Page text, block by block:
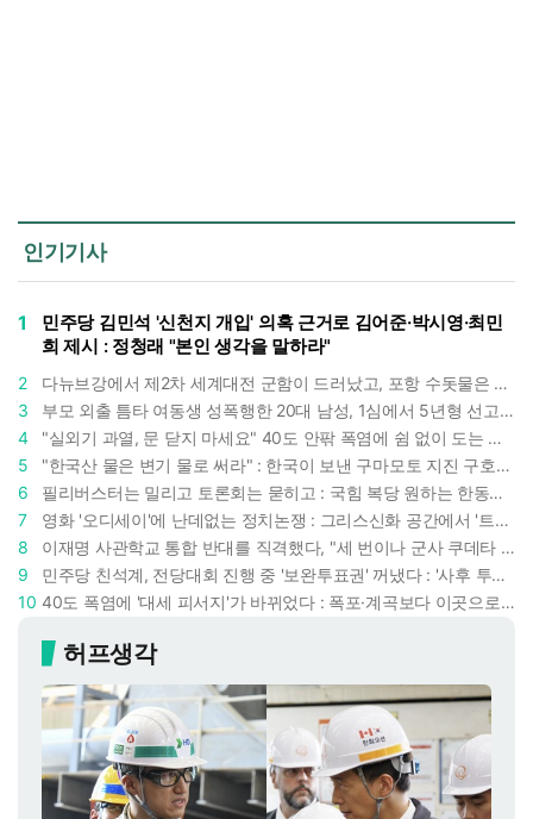
인기기사
1
민주당 김민석 '신천지 개입' 의혹 근거로 김어준·박시영·최민
희 제시 : 정청래 "본인 생각을 말하라"
2
다뉴브강에서 제2차 세계대전 군함이 드러났고, 포항 수돗물은 갑자기 짜졌다 : 폭염·가뭄이 만든 낯선 풍경
3
부모 외출 틈타 여동생 성폭행한 20대 남성, 1심에서 5년형 선고 : 친족 간 '암수범죄'의 심각성
4
"실외기 과열, 문 닫지 마세요" 40도 안팎 폭염에 쉼 없이 도는 에어컨 : 화재 위험 경고등!
5
"한국산 물은 변기 물로 써라" : 한국이 보낸 구마모토 지진 구호품에 한 일본인의 '어처구니 없는' 반응
6
필리버스터는 밀리고 토론회는 묻히고 : 국힘 복당 원하는 한동훈, '검사 정치'의 한계만 드러내나
7
영화 '오디세이'에 난데없는 정치논쟁 : 그리스신화 공간에서 '트럼프 전쟁의 참혹함'이 보인다
8
이재명 사관학교 통합 반대를 직격했다, "세 번이나 군사 쿠데타 했는데 압도적 지위"
9
민주당 친석계, 전당대회 진행 중 '보완투표권' 꺼냈다 : '사후 투표 허용' 무리수에 정청래 "투표 쿠데타"
10
40도 폭염에 '대세 피서지'가 바뀌었다 : 폭포·계곡보다 이곳으로 더 몰린다
허프생각